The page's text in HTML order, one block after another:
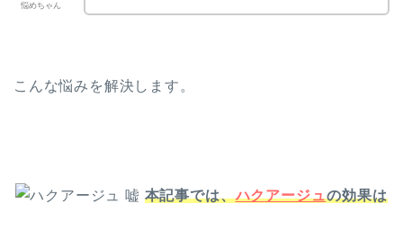
悩めちゃん
こんな悩みを解決します。
本記事では、ハクアージュの効果は